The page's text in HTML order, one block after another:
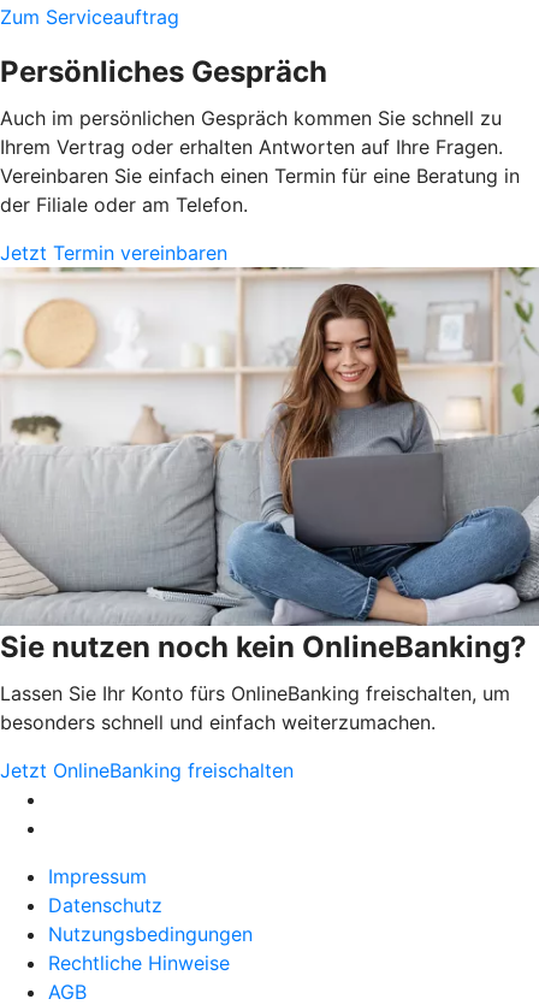
Zum Serviceauftrag
Persönliches Gespräch
Auch im persönlichen Gespräch kommen Sie schnell zu
Ihrem Vertrag oder erhalten Antworten auf Ihre Fragen.
Vereinbaren Sie einfach einen Termin für eine Beratung in
der Filiale oder am Telefon.
Jetzt Termin vereinbaren
Sie nutzen noch kein OnlineBanking?
Lassen Sie Ihr Konto fürs OnlineBanking freischalten, um
besonders schnell und einfach weiterzumachen.
Jetzt OnlineBanking freischalten
Impressum
Datenschutz
Nutzungsbedingungen
Rechtliche Hinweise
AGB